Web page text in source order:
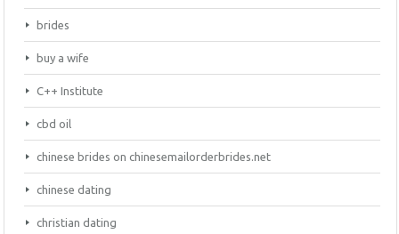
brides
buy a wife
C++ Institute
cbd oil
chinese brides on chinesemailorderbrides.net
chinese dating
christian dating